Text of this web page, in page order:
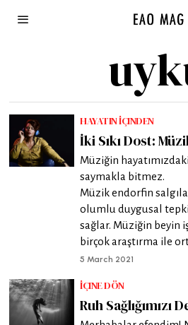
HAYATIN İÇINDEN
İki Sıkı Dost:
Müziğin
saymakla bitmez.
Müzik endorfin
olumlu duygusal
sağlar. Müziğin beyin
birçok araştırma ile
5 March 2021
İÇINE DÖN
Ruh